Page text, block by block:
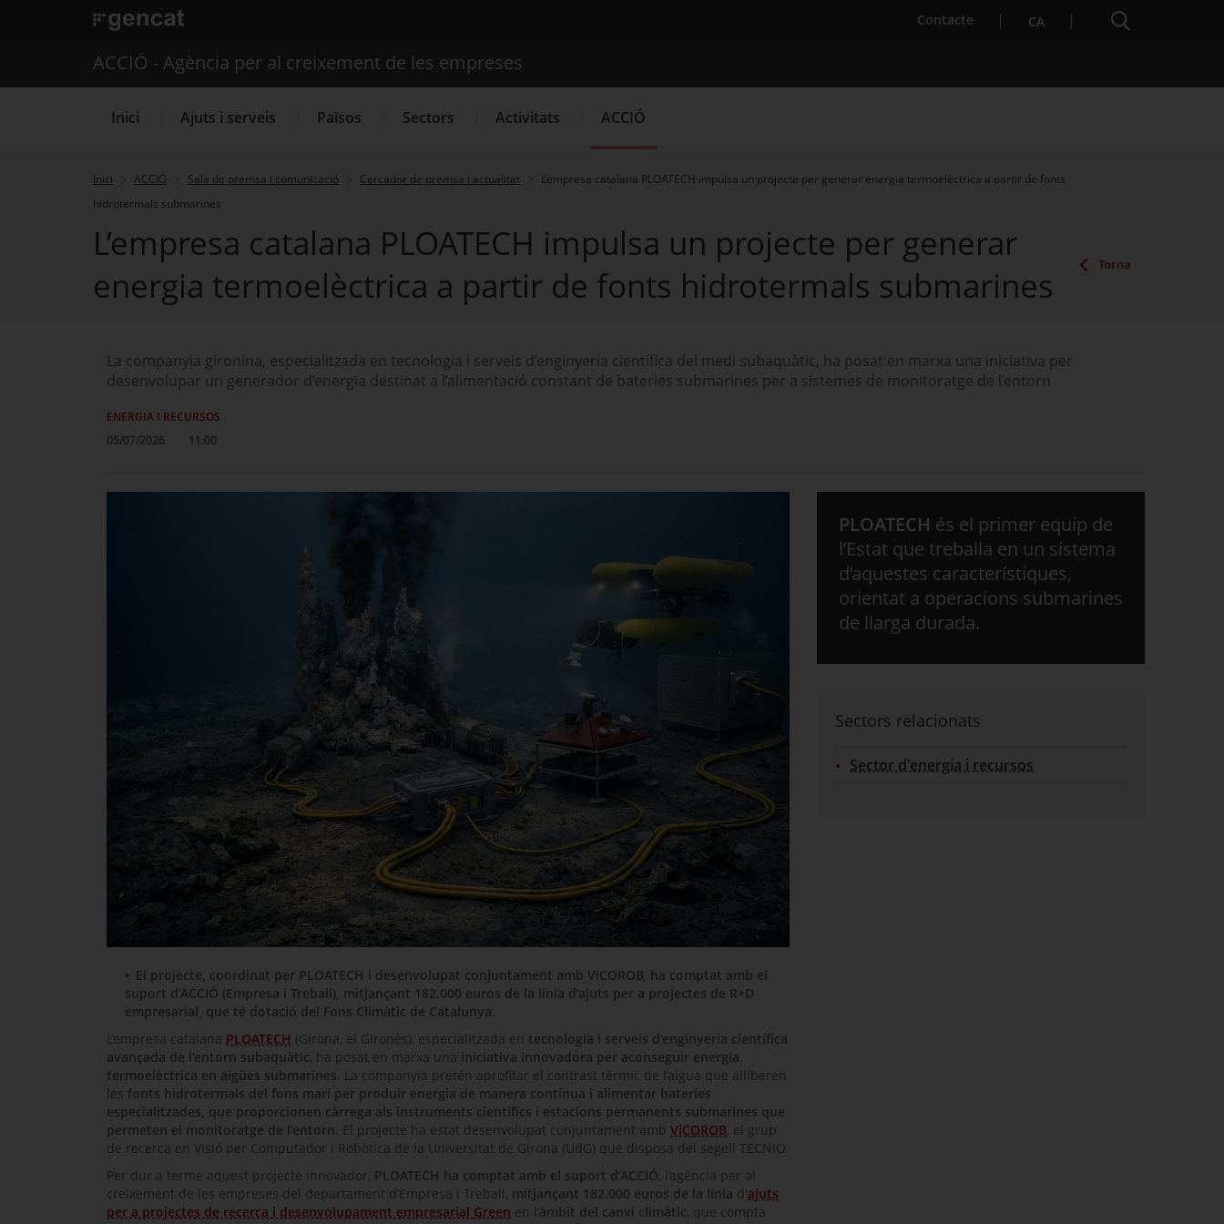
. Obre en una nova finestra. Contacte . Obre en una nova finestra.
CA Cercador
Cercador
ACCIÓ - Agència per al creixement de les empreses
Inici Ajuts i serveis Països Sectors Activitats ACCIÓ
Inici ACCIÓ Sala de premsa i comunicació Cercador de premsa i actualitat
L’empresa catalana PLOATECH impulsa un projecte per generar energia termoelèctrica a partir de fonts
hidrotermals submarines
L’empresa catalana PLOATECH impulsa un projecte per generar
energia termoelèctrica a partir de fonts hidrotermals submarines
Torna
La companyia gironina, especialitzada en tecnologia i serveis d’enginyeria científica del medi subaquàtic, ha posat en marxa una iniciativa per
desenvolupar un generador d’energia destinat a l’alimentació constant de bateries submarines per a sistemes de monitoratge de l’entorn
ENERGIA I RECURSOS
05/07/2026
11:00
El projecte, coordinat per PLOATECH i desenvolupat conjuntament amb ViCOROB, ha comptat amb el
suport d’ACCIÓ (Empresa i Treball), mitjançant 182.000 euros de la línia d’ajuts per a projectes de R+D
empresarial, que té dotació del Fons Climàtic de Catalunya.
L’empresa catalana PLOATECH (Girona, el Gironès), especialitzada en tecnologia i serveis d’enginyeria científica
avançada de l’entorn subaquàtic, ha posat en marxa una iniciativa innovadora per aconseguir energia
termoelèctrica en aigües submarines. La companyia pretén aprofitar el contrast tèrmic de l’aigua que alliberen
les fonts hidrotermals del fons marí per produir energia de manera contínua i alimentar bateries
especialitzades, que proporcionen càrrega als instruments científics i estacions permanents submarines que
permeten el monitoratge de l’entorn. El projecte ha estat desenvolupat conjuntament amb ViCOROB, el grup
de recerca en Visió per Computador i Robòtica de la Universitat de Girona (UdG) que disposa del segell TECNIO.
Per dur a terme aquest projecte innovador, PLOATECH ha comptat amb el suport d’ACCIÓ, l’agència per al
creixement de les empreses del departament d’Empresa i Treball, mitjançant 182.000 euros de la línia d'ajuts
per a projectes de recerca i desenvolupament empresarial Green en l’àmbit del canvi climàtic, que compta
PLOATECH és el primer equip de
l’Estat que treballa en un sistema
d’aquestes característiques,
orientat a operacions submarines
de llarga durada.
Sectors relacionats
Sector d'energia i recursos